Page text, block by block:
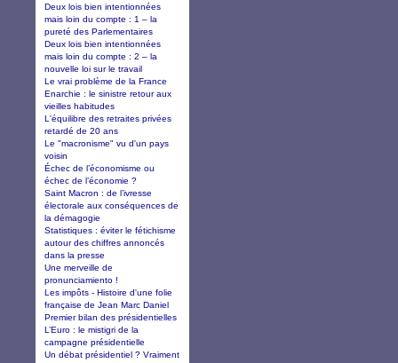
Deux lois bien intentionnées
mais loin du compte : 1 – la
pureté des Parlementaires
Deux lois bien intentionnées
mais loin du compte : 2 – la
nouvelle loi sur le travail
Le vrai problème de la France
Enarchie : le sinistre retour aux
vieilles habitudes
L'équilibre des retraites privées
retardé de 20 ans
Le "macronisme" vu d'un pays
voisin
Échec de l’économisme ou
échec de l’économie ?
Saint Macron : de l’ivresse
électorale aux conséquences de
la démagogie
Statistiques : éviter le fétichisme
autour des chiffres annoncés
dans la presse
Une merveille de
pronunciamiento !
Les impôts - Histoire d'une folie
française de Jean Marc Daniel
Premier bilan des présidentielles
L’Euro : le mistigri de la
campagne présidentielle
Un débat présidentiel ? Vraiment